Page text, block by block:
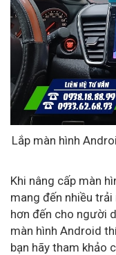
Lắp màn hình
Khi nâng cấp màn
mang đến nhiều
hơn đến cho người
màn hình Android
bạn hãy tham khảo